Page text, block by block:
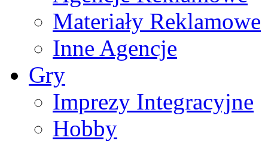
Materiały Reklamowe
Inne Agencje
Gry
Imprezy Integracyjne
Hobby